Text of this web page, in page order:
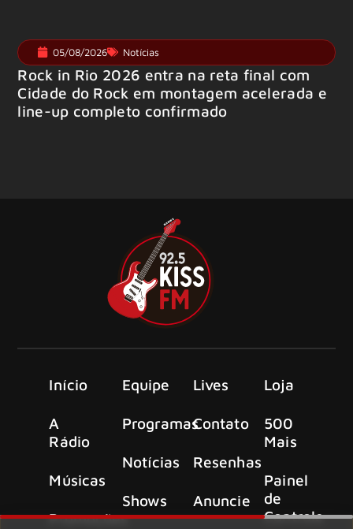
05/08/2026 Notícias
Rock in Rio 2026 entra na reta final com
Cidade do Rock em montagem acelerada e
line-up completo confirmado
Início
A
Rádio
Músicas
Promoções
Equipe
Programas
Notícias
Shows
Lives
Contato
Resenhas
Anuncie
Loja
500
Mais
Painel
de
Controle